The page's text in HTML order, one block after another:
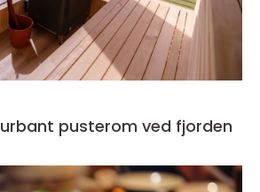
Badstue moss urbant pusterom ved fjorden